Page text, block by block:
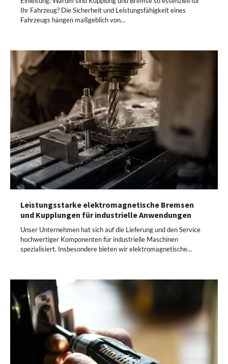
Ihr Fahrzeug? Die Sicherheit und Leistungsfähigkeit eines
Fahrzeugs hängen maßgeblich von…
Leistungsstarke elektromagnetische Bremsen
und Kupplungen für industrielle Anwendungen
Unser Unternehmen hat sich auf die Lieferung und den Service
hochwertiger Komponenten für industrielle Maschinen
spezialisiert. Insbesondere bieten wir elektromagnetische…